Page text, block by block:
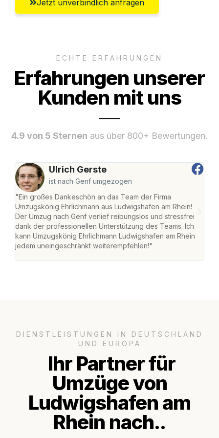
Jetzt unverbindlich anfragen
ECHTE ERFAHRUNGEN
Erfahrungen unserer
Kunden mit uns
4.9 von 5 Sternen aus über 800+ Bewertungen.
Ulrich Gerste
ist nach Genf umgezogen
"Ein großes Dankeschön an das Team der Firma
Umzugskönig Ehrlichmann aus Ludwigshafen am Rhein!
Der Umzug nach Genf verlief reibungslos und stressfrei
dank der professionellen Unterstützung des Teams. Ich
kann Umzugskönig Ehrlichmann Ludwigshafen am Rhein
jedem uneingeschränkt weiterempfehlen!"
DIENSTLEISTUNGEN IN DEUTSCHLAND
UND EUROPA
Ihr Partner für
Umzüge von
Ludwigshafen am
Rhein nach..